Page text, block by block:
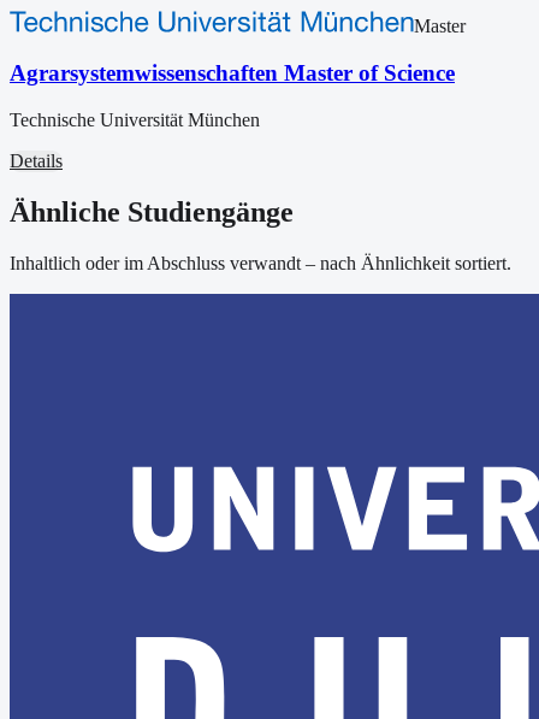
Master
Agrarsystemwissenschaften Master of Science
Technische Universität München
Details
Ähnliche Studiengänge
Inhaltlich oder im Abschluss verwandt – nach Ähnlichkeit sortiert.